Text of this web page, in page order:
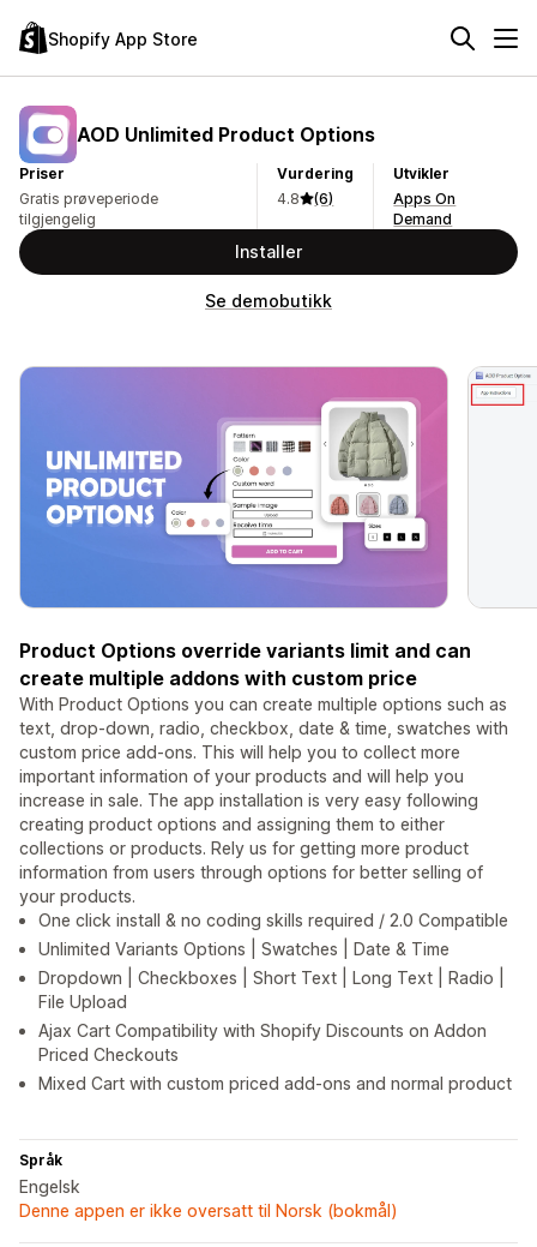
Shopify App Store
AOD Unlimited Product Options
Priser
Gratis prøveperiode
tilgjengelig
Vurdering
4.8
(6)
Utvikler
Apps On
Demand
Installer
Se demobutikk
Product Options override variants limit and can
create multiple addons with custom price
With Product Options you can create multiple options such as
text, drop-down, radio, checkbox, date & time, swatches with
custom price add-ons. This will help you to collect more
important information of your products and will help you
increase in sale. The app installation is very easy following
creating product options and assigning them to either
collections or products. Rely us for getting more product
information from users through options for better selling of
your products.
One click install & no coding skills required / 2.0 Compatible
Unlimited Variants Options | Swatches | Date & Time
Dropdown | Checkboxes | Short Text | Long Text | Radio |
File Upload
Ajax Cart Compatibility with Shopify Discounts on Addon
Priced Checkouts
Mixed Cart with custom priced add-ons and normal product
Språk
Engelsk
Denne appen er ikke oversatt til Norsk (bokmål)